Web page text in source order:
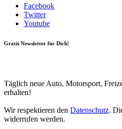
Facebook
Twitter
Youtube
Gratis Newsletter für Dich!
Täglich neue Auto, Motorsport,
erhalten!
Wir respektieren den Datenschutz.
widerrufen werden.